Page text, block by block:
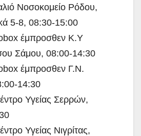
Νοσοκομείο Ρόδου,
5-8, 08:30-15:00
έμπροσθεν Κ.Υ
Σάμου, 08:00-14:30
έμπροσθεν Γ.Ν.
14:30
Υγείας Σερρών,
Υγείας Νιγρίτας,